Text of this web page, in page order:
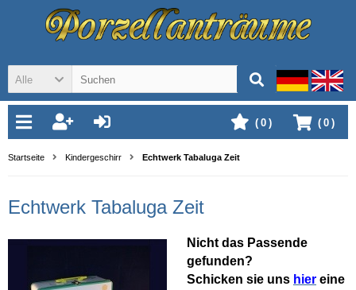
Alle
( 0 )
( 0 )
Startseite Kindergeschirr Echtwerk Tabaluga Zeit
Echtwerk Tabaluga Zeit
Nicht das Passende
gefunden?
Schicken sie uns hier eine